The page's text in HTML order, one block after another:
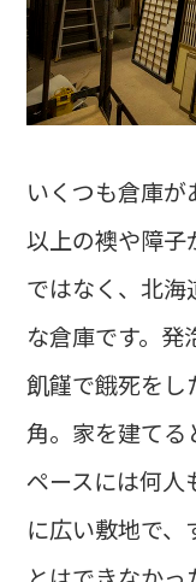
いくつも倉庫
以上の襖や障子
ではなく、北海
な倉庫です。
飢饉で餓死をし
角。家を建てる
ペースには何人
に広い敷地で、